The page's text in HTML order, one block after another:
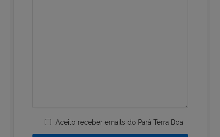
Aceito receber emails do Pará Terra Boa